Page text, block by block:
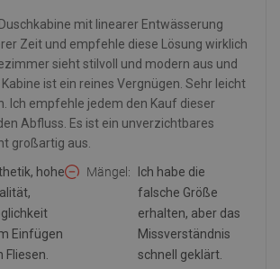
mit linearer Entwässerung
Zeit und empfehle diese Lösung wirklich
sieht stilvoll und modern aus und
ist ein reines Vergnügen. Sehr leicht
Ich empfehle jedem den Kauf dieser
Abfluss. Es ist ein unverzichtbares
großartig aus.
hohe
Einfügen
Fliesen.
Mängel
Ich habe die
falsche Größe
erhalten, aber das
Missverständnis
schnell geklärt.